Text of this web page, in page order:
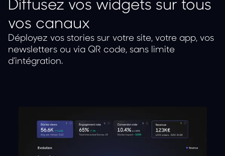
vos canaux
Déployez vos stories sur votre site, votre app, vos
newsletters ou via QR code, sans limite
d’intégration.